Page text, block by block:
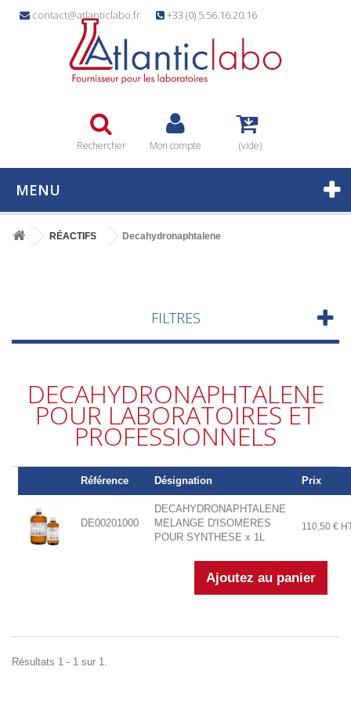
contact@atlanticlabo.fr +33 (0) 5.56.16.20.16
Rechercher Mon compte (vide)
MENU
RÉACTIFS Decahydronaphtalene
FILTRES
DECAHYDRONAPHTALENE
POUR LABORATOIRES ET
PROFESSIONNELS
Référence Désignation Prix
DE00201000
DECAHYDRONAPHTALENE
MELANGE D'ISOMERES
POUR SYNTHESE x 1L
110,50 €
Résultats 1 - 1 sur 1.